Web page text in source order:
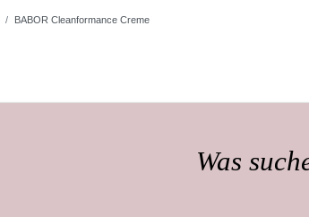
BABOR Cleanformance Creme
Was